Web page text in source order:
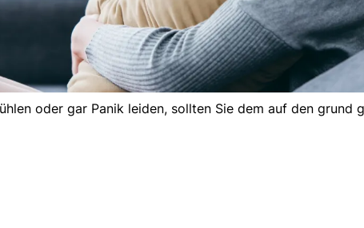
oder gar Panik leiden, sollten Sie dem auf den grund